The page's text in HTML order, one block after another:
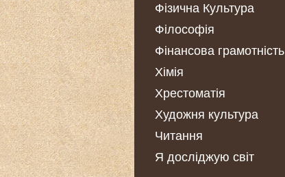
Фізична Культура
Філософія
Фінансова грамотність
Хімія
Хрестоматія
Художня культура
Читання
Я досліджую світ